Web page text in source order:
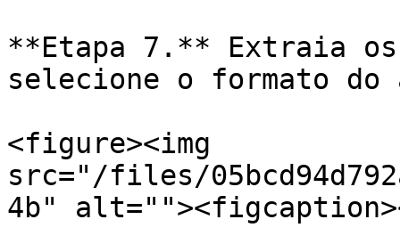
**Etapa 7.** Extraia os
selecione o formato do
<figure><img
src="/files/
4b"